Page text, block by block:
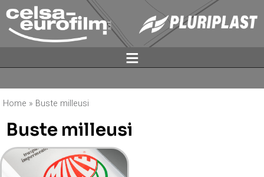
ĕ
Home » Buste milleusi
Buste milleusi